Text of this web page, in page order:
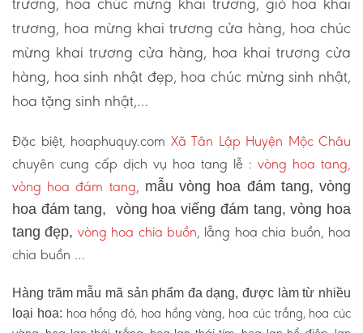
trương, hoa mừng khai trương cửa hàng, hoa chúc
mừng khai trương cửa hàng, hoa khai trương cửa
hàng, hoa sinh nhật đẹp, hoa chúc mừng sinh nhật,
hoa tặng sinh nhật,…
Đặc biệt, hoaphuquy.com Xã Tân Lập Huyện Mộc Châu
chuyên cung cấp dịch vụ hoa tang lễ : vòng hoa tang,
vòng hoa đám tang, mẫu vòng hoa đám tang, vòng
hoa đám tang, vòng hoa viếng đám tang, vòng hoa
tang đẹp, vòng hoa chia buồn, lẵng hoa chia buồn, hoa
chia buồn …
Hàng trăm mẫu mã sản phẩm đa dạng, được làm từ nhiều
loại hoa: hoa hồng đỏ, hoa hồng vàng, hoa cúc trắng, hoa cúc